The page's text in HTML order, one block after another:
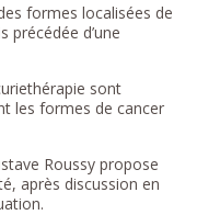
formes localisées de
précédée d’une
sont
les formes de cancer
Roussy propose
après discussion en